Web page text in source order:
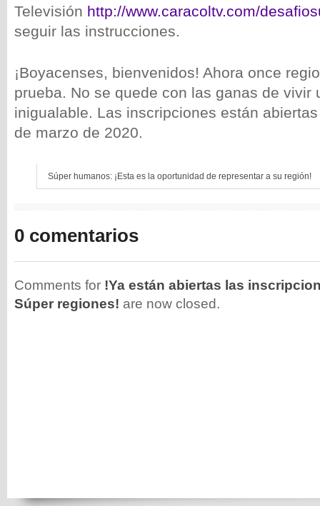
Televisión http://www.caracoltv.com/
seguir las instrucciones.
¡Boyacenses, bienvenidos! Ahora once
prueba. No se quede con las ganas de vivir
inigualable. Las inscripciones están
de marzo de 2020.
Súper humanos: ¡Esta es la oportunidad de representar a su región!
0 comentarios
Comments for !Ya están abiertas las
Súper regiones! are now closed.